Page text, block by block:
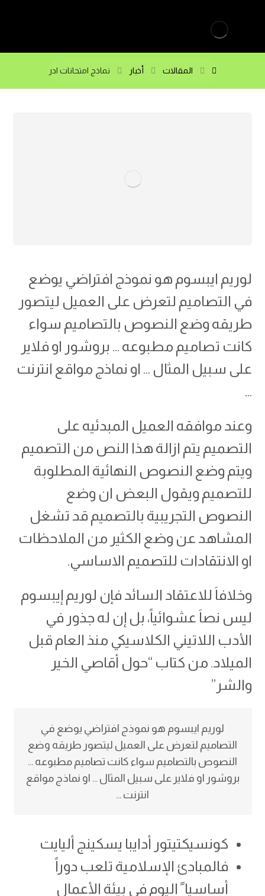
المقالات أخبار نماذج امتحانات ادر
لوريم ايبسوم هو نموذج افتراضي يوضع
في التصاميم لتعرض على العميل ليتصور
طريقه وضع النصوص بالتصاميم سواء
كانت تصاميم مطبوعه … بروشور او فلاير
على سبيل المثال … او نماذج مواقع انترنت
…
وعند موافقه العميل المبدئيه على
التصميم يتم ازالة هذا النص من التصميم
ويتم وضع النصوص النهائية المطلوبة
للتصميم ويقول البعض ان وضع
النصوص التجريبية بالتصميم قد تشغل
المشاهد عن وضع الكثير من الملاحظات
او الانتقادات للتصميم الاساسي.
وخلافاَ للاعتقاد السائد فإن لوريم إيبسوم
ليس نصاَ عشوائياً، بل إن له جذور في
الأدب اللاتيني الكلاسيكي منذ العام قبل
الميلاد. من كتاب “حول أقاصي الخير
والشر”
لوريم ايبسوم هو نموذج افتراضي يوضع في
التصاميم لتعرض على العميل ليتصور طريقه وضع
النصوص بالتصاميم سواء كانت تصاميم مطبوعه …
بروشور او فلاير على سبيل المثال … او نماذج مواقع
انترنت …
كونسيكتيتور أدايبا يسكينج أليايت
فالمبادئ الإسلامية تلعب دوراً
أساسيا ً اليوم في بيئة الأعمال